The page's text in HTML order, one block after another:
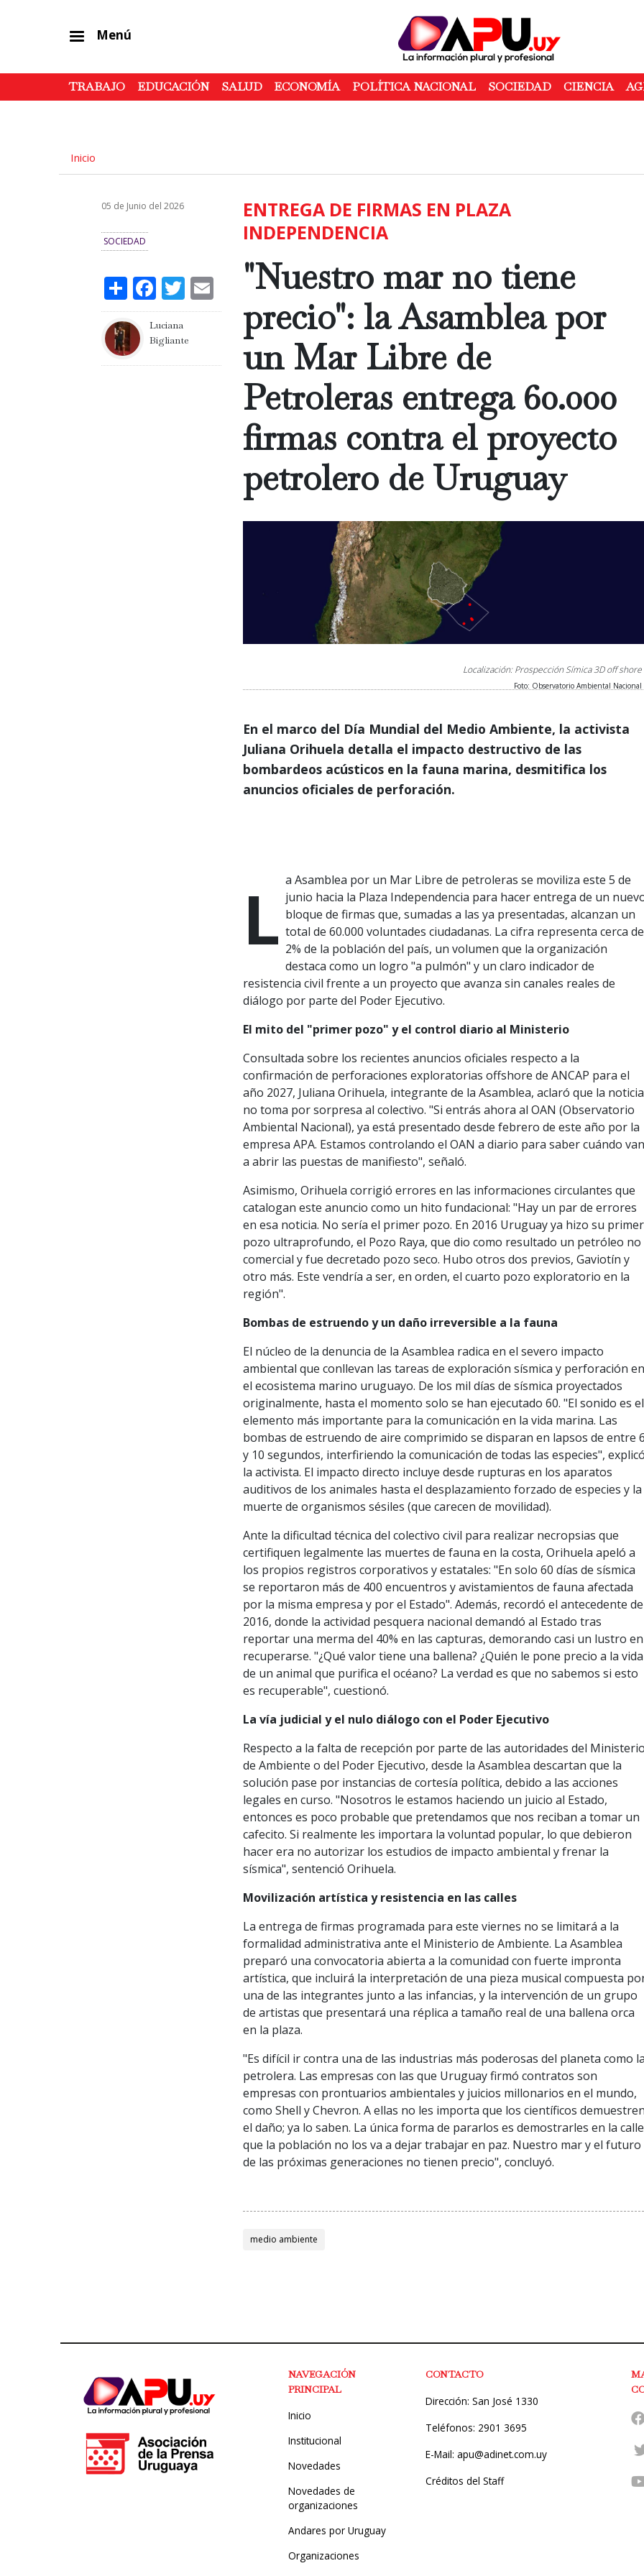
al
contenido
principal
Menú
TRABAJO EDUCACIÓN SALUD ECONOMÍA POLÍTICA NACIONAL SOCIEDAD CIENCIA
Inicio
05 de Junio del 2026
SOCIEDAD
ShareFacebook
Twitter
Email
Luciana
Bigliante
ENTREGA DE FIRMAS EN PLAZA
INDEPENDENCIA
"Nuestro mar no tiene
precio": la Asamblea por
un Mar Libre de
Petroleras entrega 60.000
firmas contra el proyecto
petrolero de Uruguay
Localización: Prospección Símica 3D off shore
Foto: Observatorio Ambiental Nacional
En el marco del Día Mundial del Medio Ambiente, la activista
Juliana Orihuela detalla el impacto destructivo de las
bombardeos acústicos en la fauna marina, desmitifica los
anuncios oficiales de perforación.
La Asamblea por un Mar Libre de petroleras se moviliza este 5 de junio hacia la Plaza Independencia para hacer entrega de un
bloque de firmas que, sumadas a las ya presentadas, alcanzan un
total de 60.000 voluntades ciudadanas. La cifra representa cerca
2% de la población del país, un volumen que la organización
destaca como un logro "a pulmón" y un claro indicador de
resistencia civil frente a un proyecto que avanza sin canales reales de
diálogo por parte del Poder Ejecutivo.
El mito del "primer pozo" y el control diario al Ministerio
Consultada sobre los recientes anuncios oficiales respecto a la
confirmación de perforaciones exploratorias offshore de ANCAP para el
año 2027, Juliana Orihuela, integrante de la Asamblea, aclaró que la noticia
no toma por sorpresa al colectivo. "Si entrás ahora al OAN (Observatorio
Ambiental Nacional), ya está presentado desde febrero de este año por la
empresa APA. Estamos controlando el OAN a diario para saber cuándo
a abrir las puestas de manifiesto", señaló.
Asimismo, Orihuela corrigió errores en las informaciones circulantes que
catalogan este anuncio como un hito fundacional: "Hay un par de errores
en esa noticia. No sería el primer pozo. En 2016 Uruguay ya hizo su primer
pozo ultraprofundo, el Pozo Raya, que dio como resultado un petróleo no
comercial y fue decretado pozo seco. Hubo otros dos previos, Gaviotín y
otro más. Este vendría a ser, en orden, el cuarto pozo exploratorio en la
región".
Bombas de estruendo y un daño irreversible a la fauna
El núcleo de la denuncia de la Asamblea radica en el severo impacto
ambiental que conllevan las tareas de exploración sísmica y perforación
el ecosistema marino uruguayo. De los mil días de sísmica proyectados
originalmente, hasta el momento solo se han ejecutado 60. "El sonido es el
elemento más importante para la comunicación en la vida marina. Las
bombas de estruendo de aire comprimido se disparan en lapsos de entre
y 10 segundos, interfiriendo la comunicación de todas las especies",
la activista. El impacto directo incluye desde rupturas en los aparatos
auditivos de los animales hasta el desplazamiento forzado de especies y la
muerte de organismos sésiles (que carecen de movilidad).
Ante la dificultad técnica del colectivo civil para realizar necropsias que
certifiquen legalmente las muertes de fauna en la costa, Orihuela apeló a
los propios registros corporativos y estatales: "En solo 60 días de sísmica
se reportaron más de 400 encuentros y avistamientos de fauna afectada
por la misma empresa y por el Estado". Además, recordó el antecedente de
2016, donde la actividad pesquera nacional demandó al Estado tras
reportar una merma del 40% en las capturas, demorando casi un lustro en
recuperarse. "¿Qué valor tiene una ballena? ¿Quién le pone precio a la vida
de un animal que purifica el océano? La verdad es que no sabemos si esto
es recuperable", cuestionó.
La vía judicial y el nulo diálogo con el Poder Ejecutivo
Respecto a la falta de recepción por parte de las autoridades del
de Ambiente o del Poder Ejecutivo, desde la Asamblea descartan que la
solución pase por instancias de cortesía política, debido a las acciones
legales en curso. "Nosotros le estamos haciendo un juicio al Estado,
entonces es poco probable que pretendamos que nos reciban a tomar un
cafecito. Si realmente les importara la voluntad popular, lo que debieron
hacer era no autorizar los estudios de impacto ambiental y frenar la
sísmica", sentenció Orihuela.
Movilización artística y resistencia en las calles
La entrega de firmas programada para este viernes no se limitará a la
formalidad administrativa ante el Ministerio de Ambiente. La Asamblea
preparó una convocatoria abierta a la comunidad con fuerte impronta
artística, que incluirá la interpretación de una pieza musical compuesta
una de las integrantes junto a las infancias, y la intervención de un grupo
de artistas que presentará una réplica a tamaño real de una ballena orca
en la plaza.
"Es difícil ir contra una de las industrias más poderosas del planeta como
petrolera. Las empresas con las que Uruguay firmó contratos son
empresas con prontuarios ambientales y juicios millonarios en el mundo,
como Shell y Chevron. A ellas no les importa que los científicos
el daño; ya lo saben. La única forma de pararlos es demostrarles en la calle
que la población no los va a dejar trabajar en paz. Nuestro mar y el futuro
de las próximas generaciones no tienen precio", concluyó.
medio ambiente
NAVEGACIÓN
PRINCIPAL
Inicio
Institucional
Novedades
Novedades de
organizaciones
Andares por Uruguay
Organizaciones
CONTACTO
Dirección: San José 1330
Teléfonos: 2901 3695
E-Mail: apu@adinet.com.uy
Créditos del Staff